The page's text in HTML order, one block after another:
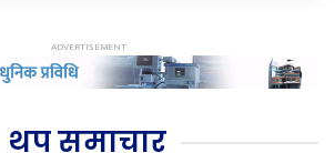
थप समाचार